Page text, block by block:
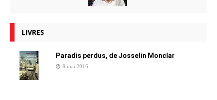
LIVRES
Paradis perdus, de Josselin Monclar
8 mai 2016